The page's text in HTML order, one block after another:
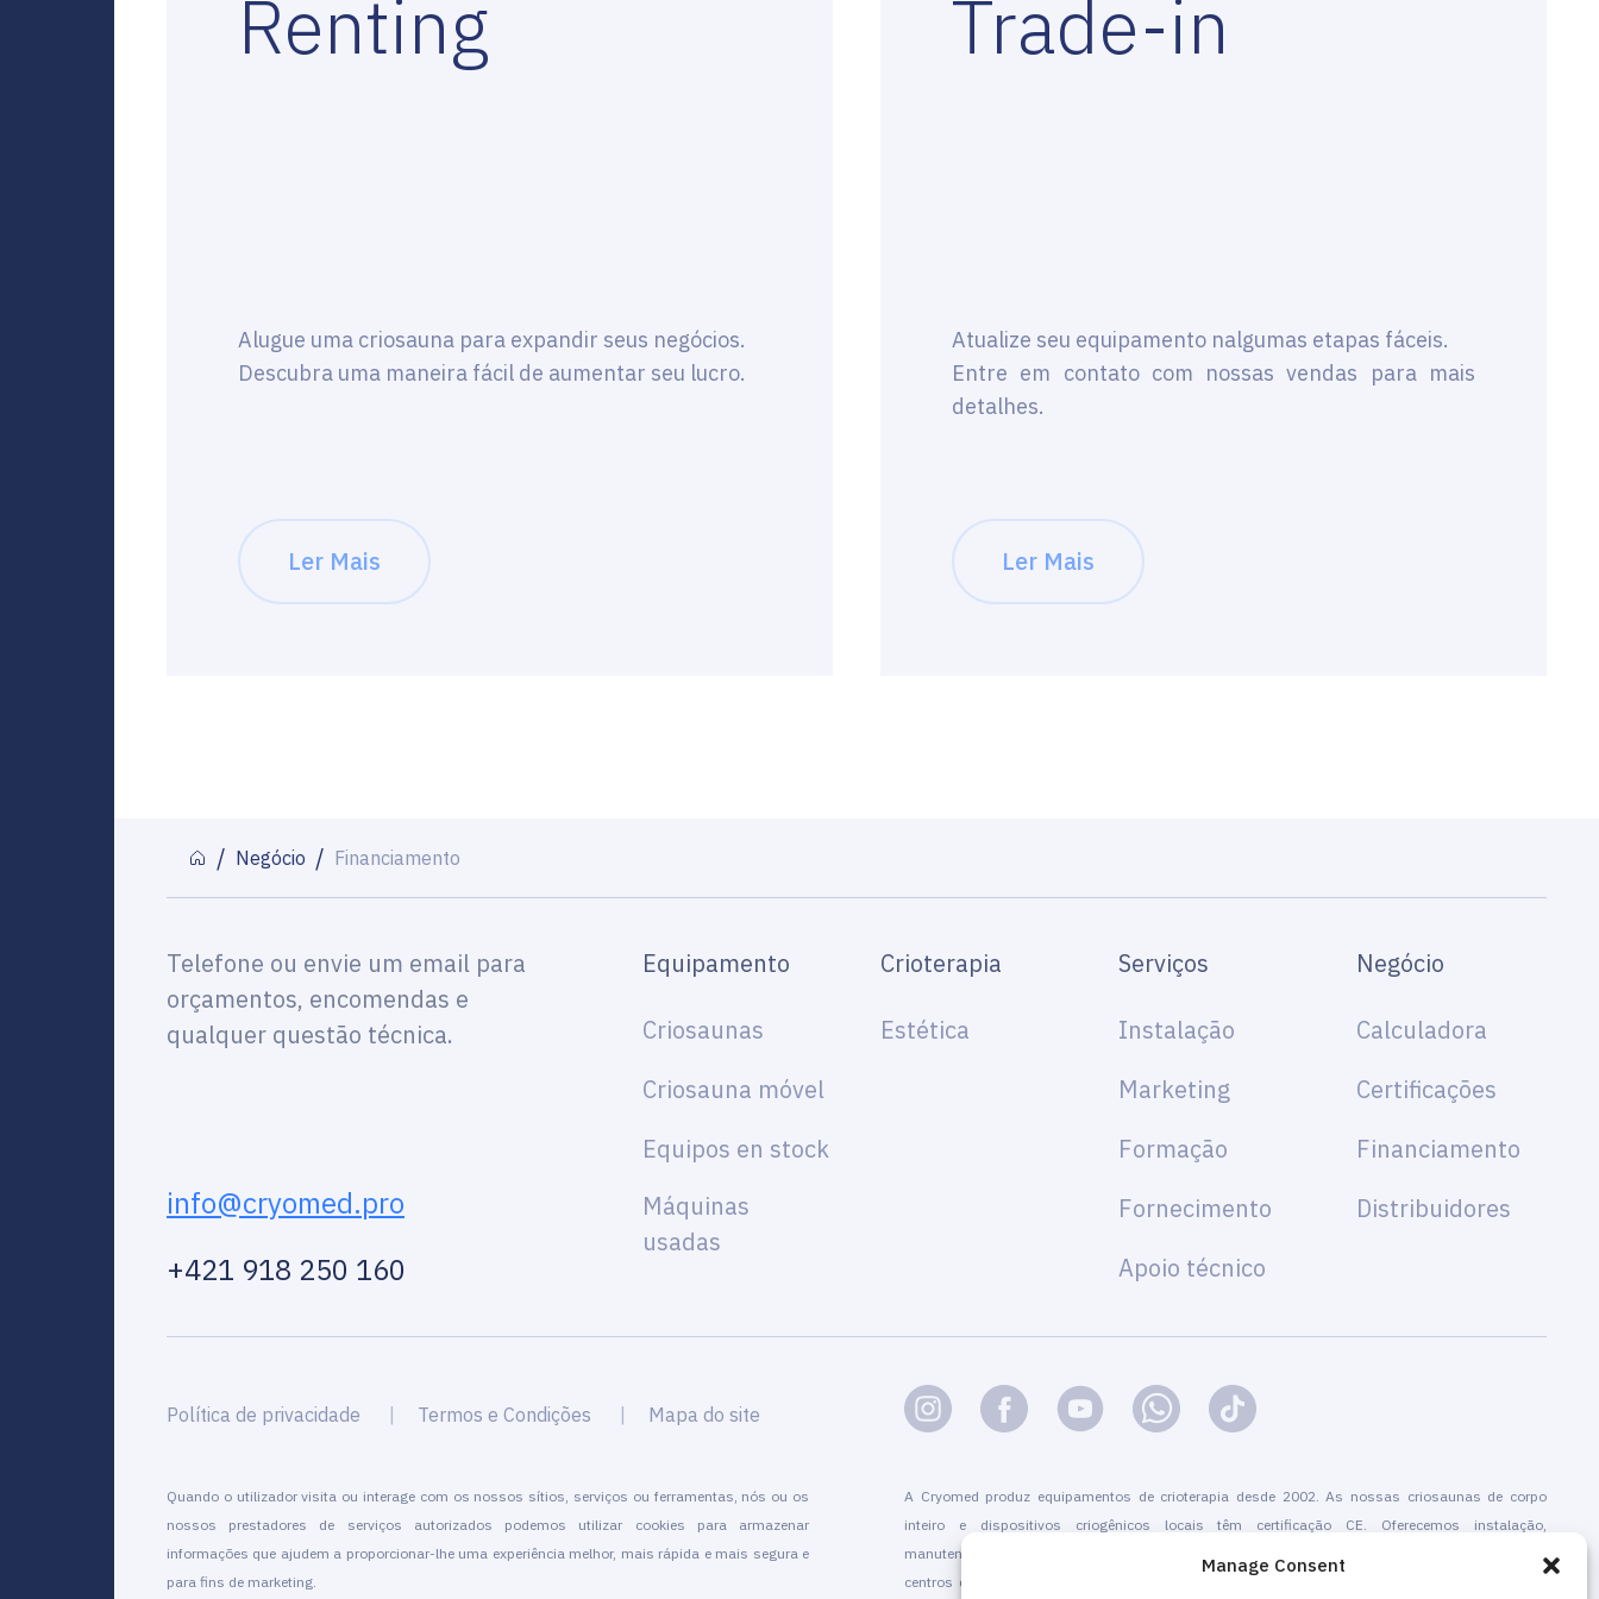
Manage Consent
Renting
Alugue uma criosauna para expandir seus negócios.
Descubra uma maneira fácil de aumentar seu lucro.
Ler Mais
Trade-in
Atualize seu equipamento nalgumas etapas fáceis.
Entre em contato com nossas vendas para mais
detalhes.
Ler Mais
Negócio Financiamento
Telefone ou envie um email para
orçamentos, encomendas e
qualquer questão técnica.
info@cryomed.pro
+421 918 250 160
Equipamento
Criosaunas
Criosauna móvel
Equipos en stock
Máquinas
usadas
Crioterapia
Estética
Serviços
Instalação
Marketing
Formação
Fornecimento
Apoio técnico
Negócio
Calculadora
Certificações
Financiamento
Distribuidores
Política de privacidade Termos e Condições Mapa do site
Quando o utilizador visita ou interage com os nossos sítios, serviços ou ferramentas, nós ou os
nossos prestadores de serviços autorizados podemos utilizar cookies para armazenar
informações que ajudem a proporcionar-lhe uma experiência melhor, mais rápida e mais segura e
para fins de marketing.
A Cryomed produz equipamentos de crioterapia desde 2002. As nossas criosaunas de corpo
inteiro e dispositivos criogênicos locais têm certificação CE. Oferecemos instalação,
manutenção,formação, certificação, marketing e promoção de serviços de crioterapia. Tanto para
centros de crioterapia autónomos como para empresas existentes que adicionam a crioterapia